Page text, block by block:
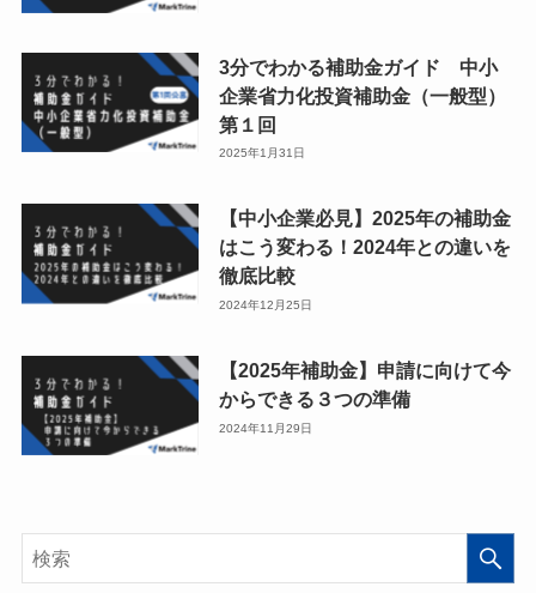
3分でわかる補助金ガイド 中小
企業省力化投資補助金（一般型）
第１回
2025年1月31日
【中小企業必見】2025年の補助金
はこう変わる！2024年との違いを
徹底比較
2024年12月25日
【2025年補助金】申請に向けて今
からできる３つの準備
2024年11月29日